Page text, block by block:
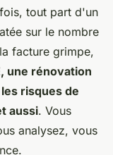
tout part d'un
sur le nombre
facture grimpe,
une rénovation
risques de
aussi. Vous
analysez, vous